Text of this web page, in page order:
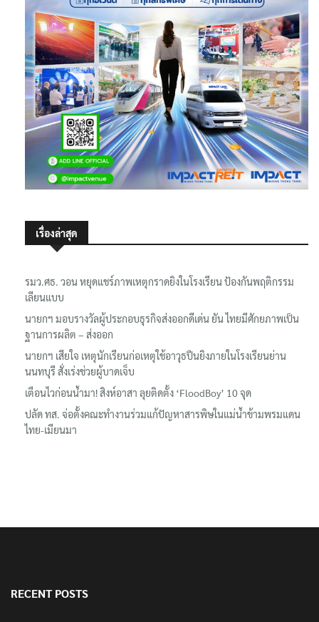
เรื่องล่าสุด
รมว.ศธ. วอน หยุดแชร์ภาพเหตุกราดยิงในโรงเรียน ป้องกันพฤติกรรม
เลียนแบบ
นายกฯ มอบรางวัลผู้ประกอบธุรกิจส่งออกดีเด่น ยัน ไทยมีศักยภาพเป็น
ฐานการผลิต – ส่งออก
นายกฯ เสียใจ เหตุนักเรียนก่อเหตุใช้อาวุธปืนยิงภายในโรงเรียนย่าน
นนทบุรี สั่งเร่งช่วยผู้บาดเจ็บ
เตือนไวก่อนน้ำมา! สิงห์อาสา ลุยติดตั้ง ‘FloodBoy’ 10 จุด
ปลัด ทส. จ่อตั้งคณะทำงานร่วมแก้ปัญหาสารพิษในแม่น้ำข้ามพรมแดน
ไทย-เมียนมา
RECENT POSTS